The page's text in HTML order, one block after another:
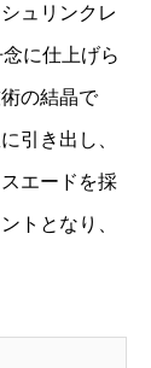
ュリンクレ
に仕上げら
の結晶で
引き出し、
エードを採
トとなり、